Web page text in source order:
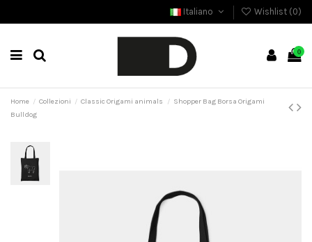
Italiano Wishlist (0)
0
Home Collezioni Classic Origami animals
Shopper Bag Borsa Origami
Bulldog